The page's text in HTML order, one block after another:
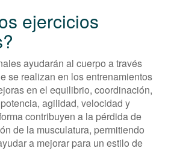
ejercicios
ayudarán al cuerpo a través
se realizan en los entrenamientos
en el equilibrio, coordinación,
agilidad, velocidad y
contribuyen a la pérdida de
de la musculatura, permitiendo
a mejorar para un estilo de